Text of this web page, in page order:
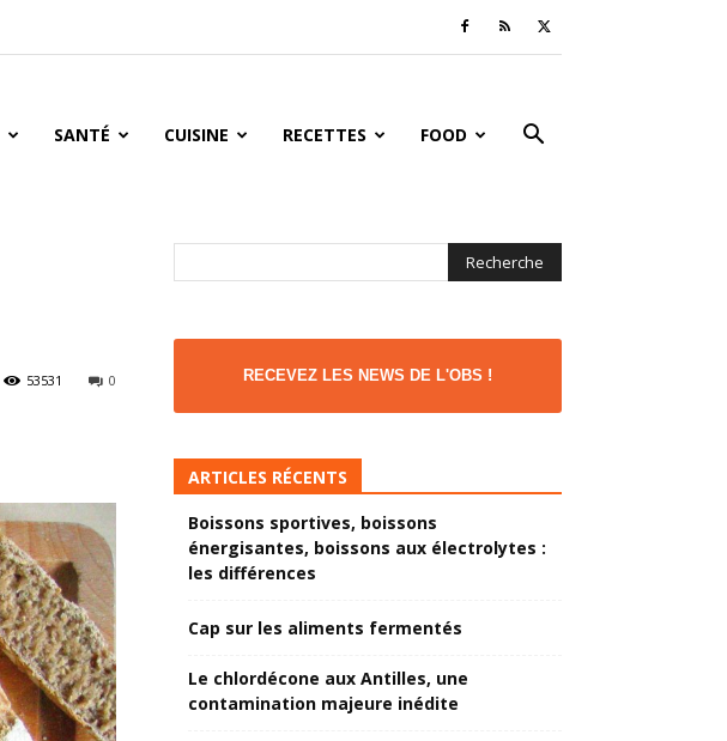
SANTÉ CUISINE RECETTES FOOD
0
53531 RECEVEZ LES NEWS DE L'OBS !
ARTICLES RÉCENTS
Boissons sportives, boissons
énergisantes, boissons aux électrolytes :
les différences
Cap sur les aliments fermentés
Le chlordécone aux Antilles, une
contamination majeure inédite